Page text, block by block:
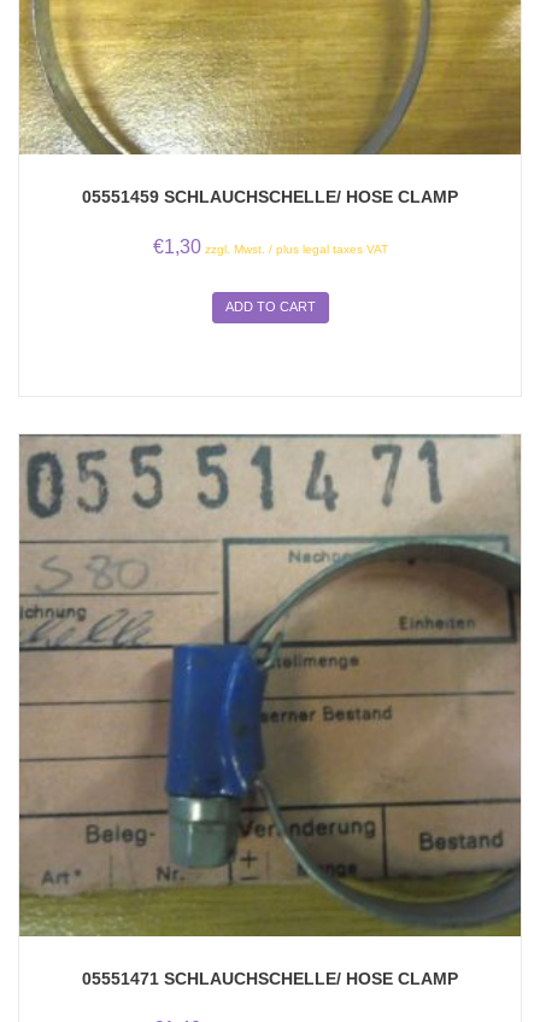
05551459 SCHLAUCHSCHELLE/ HOSE CLAMP
€1,30 zzgl. Mwst. / plus legal taxes VAT
ADD TO CART
05551471 SCHLAUCHSCHELLE/ HOSE CLAMP